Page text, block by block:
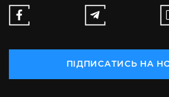
ПІДПИСАТИСЬ НА